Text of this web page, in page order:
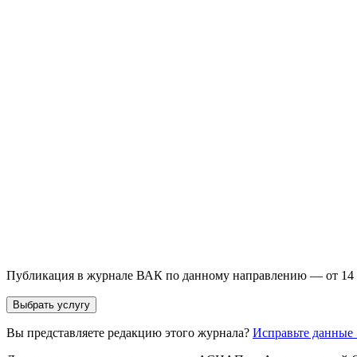
Публикация в журнале ВАК по данному направлению — от 14
Выбрать услугу
Вы представляете редакцию этого журнала? Исправьте